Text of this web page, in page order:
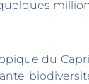
l’Équateur. En